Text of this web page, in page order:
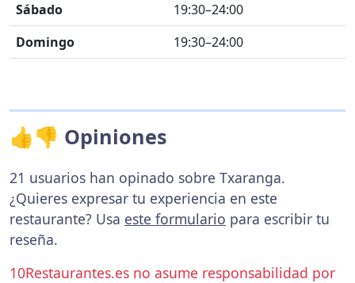
Sábado
19:30–24:00
Domingo
19:30–24:00
👍👎 Opiniones
21 usuarios han opinado sobre Txaranga.
¿Quieres expresar tu experiencia en este
restaurante? Usa este formulario para escribir tu
reseña.
10Restaurantes.es no asume responsabilidad por